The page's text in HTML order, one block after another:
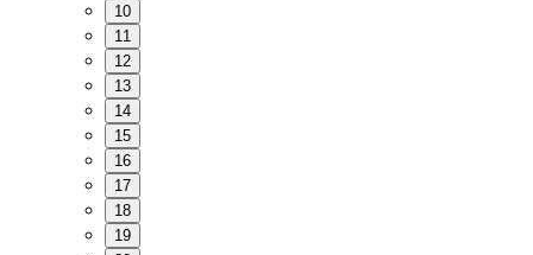
10
11
12
13
14
15
16
17
18
19